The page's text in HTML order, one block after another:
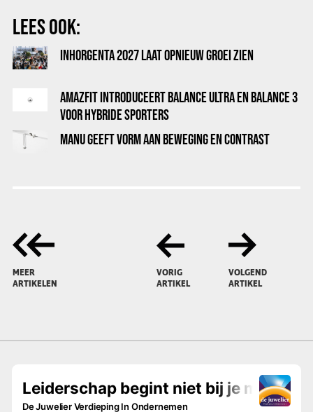
LEES OOK:
INHORGENTA 2027 LAAT OPNIEUW GROEI ZIEN
AMAZFIT INTRODUCEERT BALANCE ULTRA EN BALANCE 3
VOOR HYBRIDE SPORTERS
MANU GEEFT VORM AAN BEWEGING EN CONTRAST
MEER
ARTIKELEN
VORIG
ARTIKEL
VOLGEND
ARTIKEL